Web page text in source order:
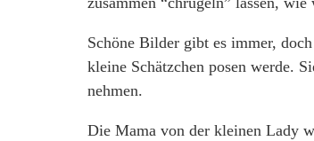
Schöne Bilder gibt es immer,
kleine Schätzchen posen werde.
nehmen.
Die Mama von der kleinen Lady